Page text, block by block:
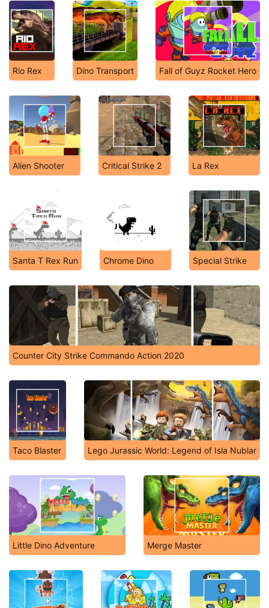
Rio Rex Dino Transport Fall of Guyz Rocket Hero
Alien Shooter Critical Strike 2 La Rex
Santa T Rex Run Chrome Dino Special Strike
Counter City Strike Commando Action 2020
Taco Blaster Lego Jurassic World: Legend of Isla Nublar
Little Dino Adventure Merge Master